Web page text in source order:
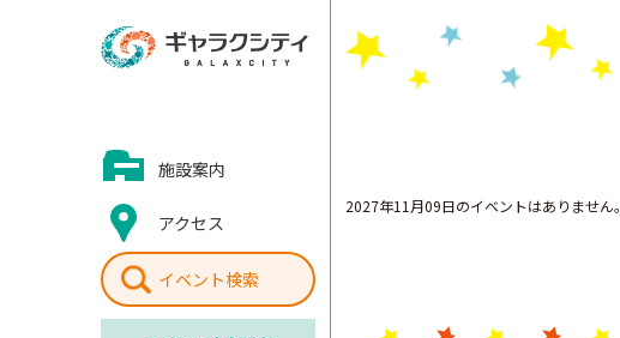
施設案内
アクセス
イベント検索
2027年11月09日のイベントはありません。